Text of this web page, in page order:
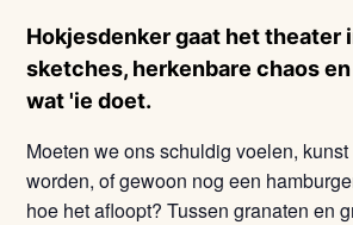
Hokjesdenker gaat het theater
sketches, herkenbare chaos
wat 'ie doet.
Moeten we ons schuldig voelen,
worden, of gewoon nog een
hoe het afloopt? Tussen granaten en